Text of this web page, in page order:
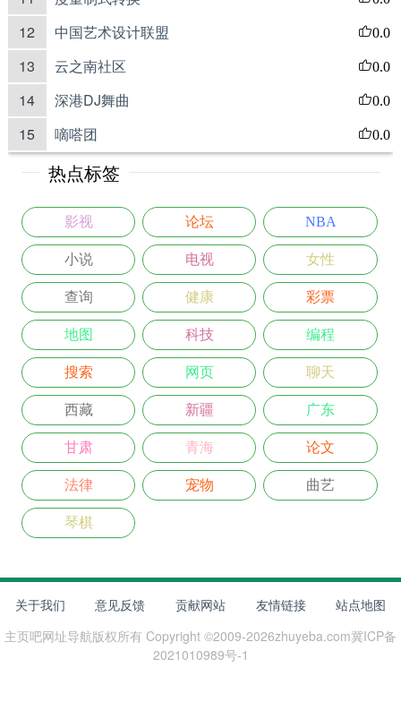
12 中国艺术设计联盟 0.0
13 云之南社区 0.0
14 深港DJ舞曲 0.0
15 嘀嗒团 0.0
热点标签
影视 论坛 NBA
小说 电视 女性
查询 健康 彩票
地图 科技 编程
搜索 网页 聊天
西藏 新疆 广东
甘肃 青海 论文
法律 宠物 曲艺
琴棋
关于我们 意见反馈 贡献网站 友情链接
站点地图
主页吧网址导航版权所有 Copyright ©2009-2026zhuyeba.com冀ICP备
2021010989号-1